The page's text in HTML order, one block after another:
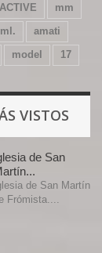
mm
amati
model 17
VISTOS
de San
de San Martín
Frómista....